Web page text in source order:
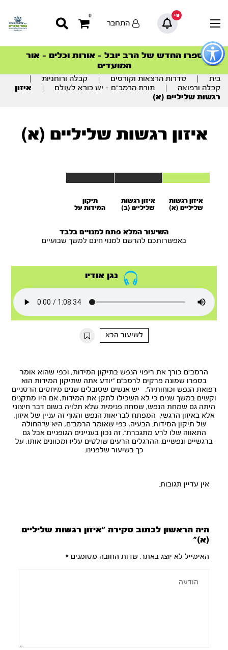
כפתור
לפתיחת
תפריט
9+
0
התחבר
סדרות הפודקאסטים
הסדרה המובילה החודש – דרך המלך
ספרו החדש של הרב יובל – אורות וכלים – אור
המועדים
הצטרפו למהפכת הבריאות הטבעית >
סדרות הפודקאסטים
הסדרה המובילה החודש – דרך המלך
תוכן
מרכזי
בית סדרות הרצאות וקורסים קבלה ורוחניות
קבלה ורפואה
תורת הרמב”ם – יש בורא לעולם
איזון
רגשות שליליים (א)
איזון רגשות שליליים (א)
איזון רגשות
שליליים (א)
איזון רגשות
שליליים (ב)
תיקון
המידות על
השיעור המלא פתח למנויים בלבד
באפשרותכם להרשם למנוי חינם למשך שבועיים
נגן אודיו
לשיעור הבא
הרמב"ם כורך את ריפוי הנפש בתיקון המידות, וכפי שהוא אומר
בספרו שמונה פרקים לרמב"ם "יודע אתה שתיקון המידות הוא
רפואת הנפש וכוחותיה". יש אנשים שסובלים שנים מיחסים הרסניים
וקשים במשך שנים כי לא השכילו לתקן את המידות, אם היו מתקנים
היתה גם שמחת הנפש, שמחה פנימית שלא תלויה בשום דבר חיצוני
אלא באיזון הרגשי. המפתח לבריאות הנפש והגוף זה עניין של איזון,
של תיקון המידות. הבעיה, כפי שאומר הרמב"ם, היא ש"החולה
התאווה שלו לרע מתגברת", זה נכון בעניינים הגופניים אבל גם
ברגשיים ונפשיים. ההרגלים הרעים שולטים עליו ומכוונים אותו, על
כך בשיעור שלפנינו.
אין עדיין תגובות.
היה הראשון לכתוב סקירה “איזון רגשות שליליים
(א)”
האימייל לא יוצג באתר. שדות החובה מסומנים*